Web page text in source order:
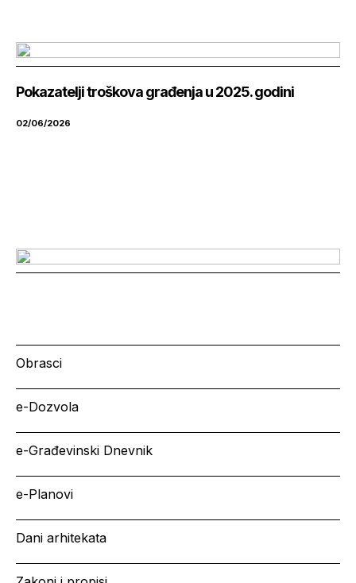
Pokazatelji troškova građenja u 2025. godini
02/06/2026
Obrasci
e-Dozvola
e-Građevinski Dnevnik
e-Planovi
Dani arhitekata